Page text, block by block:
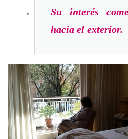
Su interés
hacia el exterior.